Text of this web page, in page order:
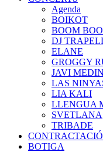
Agenda
BOIKOT
BOOM
DJ
ELANE
GROGGY
JAVI
LAS
LIA KALI
LLENGUA
SVETLANA
TRIBADE
CONTRACTACIÓ
BOTIGA